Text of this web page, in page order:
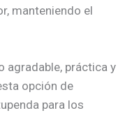
manteniendo el
agradable, práctica y
opción de
para los